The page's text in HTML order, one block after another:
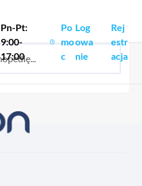
Pn-Pt:
9:00-
17:00
Po
mo
c
Log
owa
nie
Rej
estr
acja